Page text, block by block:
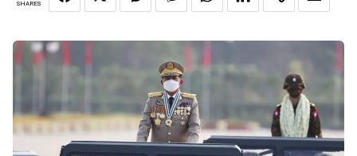
SHARES